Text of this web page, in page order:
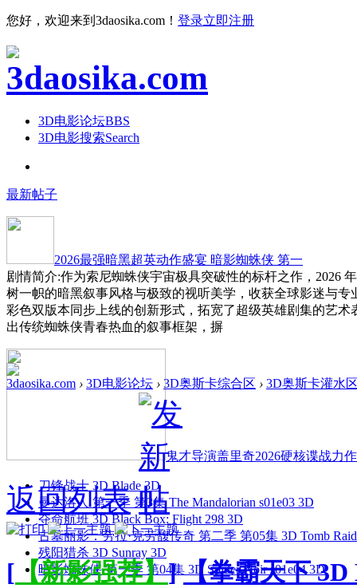
您好，欢迎来到3daosika.com！ 登录立即注册
3D电影论坛BBS
3D电影搜索Search
最新帖子
2026最强暗黑超英动作盛宴 暗影蜘蛛侠 第一
剧情简介:作为索尼蜘蛛侠宇宙极具突破性的标杆之作，2026
树一帜的暗黑叙事风格与极致的视听美学，收获全球影迷与
彩色双版本同步上线的创新形式，拓宽了超级英雄剧集的艺
出传统蜘蛛侠青春热血的叙事框架，摒
鬼才导演盖里奇2026硬核谍战力
刀锋战士 3D Blade 3D
曼达洛人 第一季 第3集 The Mandalorian s01e03 3D
夺命航班 3D Black Box: Flight 298 3D
古墓丽影：劳拉·克劳馥传奇 第二季 第05集 3D Tomb
残阳猎杀 3D Sunray 3D
暗影蜘蛛侠 第一季 第04集 3D Spider-Noir s01e04 3D
3daosika.com › 3D电影论坛 › 3D奥斯卡综合区 › 3D奥斯卡灌水
返回列表
[ 【新影强荐】] 【拳霸天下